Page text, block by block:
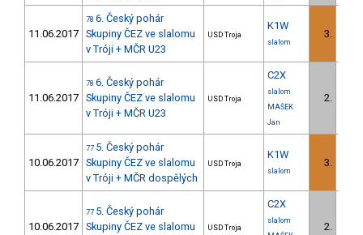
11.06.2017
78 6. Český pohár
Skupiny ČEZ ve slalomu
v Tróji + MČR U23
USD Troja
K1W
slalom
3.
11.06.2017
78 6. Český pohár
Skupiny ČEZ ve slalomu
v Tróji + MČR U23
USD Troja
C2X
slalom
MAŠEK
Jan
2.
10.06.2017
77 5. Český pohár
Skupiny ČEZ ve slalomu
v Tróji + MČR dospělých
USD Troja
K1W
slalom
3.
10.06.2017
77 5. Český pohár
Skupiny ČEZ ve slalomu
USD Troja
C2X
slalom
2.